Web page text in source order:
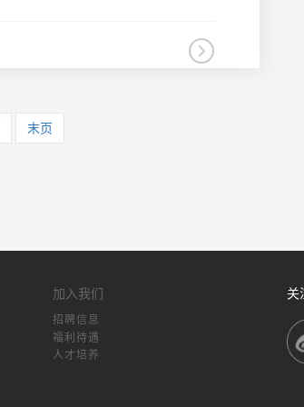
末页
加入我们
招聘信息
福利待遇
人才培养
关